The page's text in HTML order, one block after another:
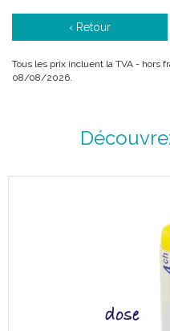
‹ Retour
Tous les prix incluent la TVA - hors
08/08/2026.